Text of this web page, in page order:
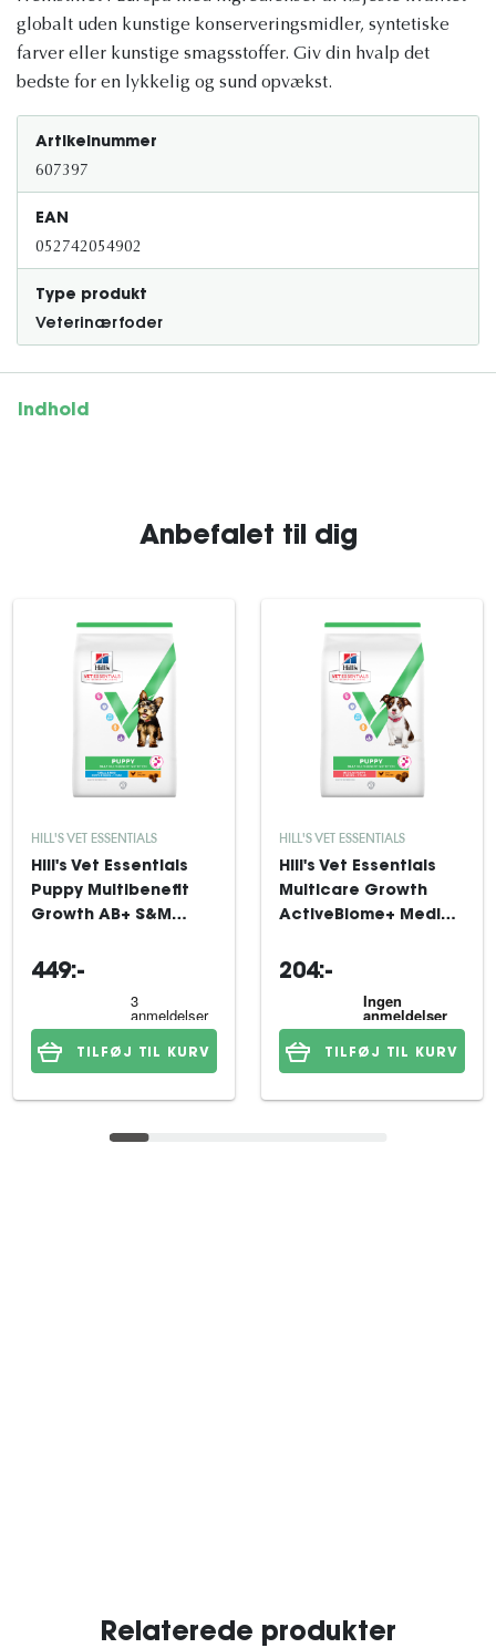
globalt uden kunstige konserveringsmidler, syntetiske
farver eller kunstige smagsstoffer. Giv din hvalp det
bedste for en lykkelig og sund opvækst.
Artikelnummer
607397
EAN
052742054902
Type produkt
Veterinærfoder
Indhold
Anbefalet til dig
HILL'S VET ESSENTIALS
Hill's Vet Essentials
Puppy Multibenefit
Growth AB+ S&M
449:-
TILFØJ TIL KURV
HILL'S VET ESSENTIALS
Hill's Vet Essentials
Multicare Growth
ActiveBiome+ Medium
204:-
TILFØJ TIL KURV
Relaterede produkter